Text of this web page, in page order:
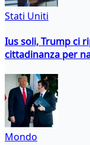
Stati Uniti
Ius soli, Trump ci
cittadinanza per
Mondo